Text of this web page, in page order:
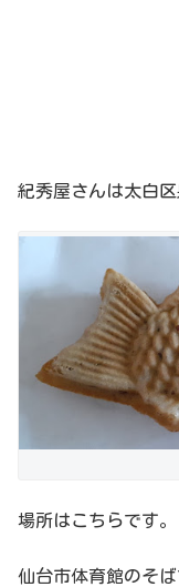
紀秀屋さんは太白区
場所はこちらです。
仙台市体育館のそば